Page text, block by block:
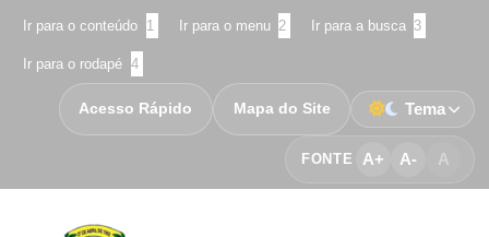
Ir para o conteúdo 1 Ir para o menu 2 Ir para a busca 3
Ir para o rodapé 4
FONTE A+ A- A
Acesso Rápido Mapa do Site Tema